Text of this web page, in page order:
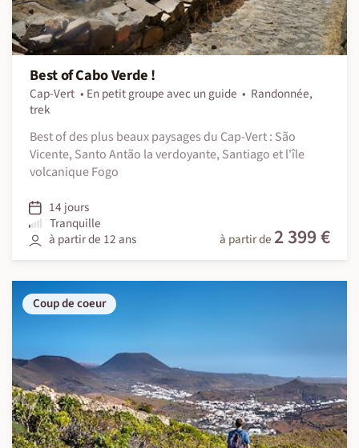
Best of Cabo Verde !
Cap-Vert En petit groupe avec un guide
Randonnée,
trek
Best of des plus beaux paysages du Cap-Vert : São
Vicente, Santo Antão la verdoyante, Santiago et l'île
volcanique Fogo
14 jours
Tranquille
à partir de 12 ans
à partir de 2 399 €
Coup de coeur